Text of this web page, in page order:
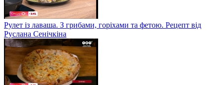
Рулет із лаваша. З грибами, горіхами та фетою. Рецепт від
Руслана Сенічкіна